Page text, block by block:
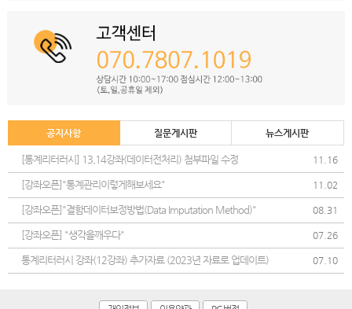
공지사항 질문게시판 뉴스게시판
[통계리터러시] 13,14강좌(데이터전처리) 첨부파일 수정 11.16
[강좌오픈]"통계관리이렇게해보세요" 11.02
[강좌오픈]"결함데이터보정방법(Data Imputation Method)" 08.31
[강좌오픈] "생각을깨우다" 07.26
통계리터러시 강좌(12강좌) 추가자료 (2023년 자료로 업데이트) 07.10